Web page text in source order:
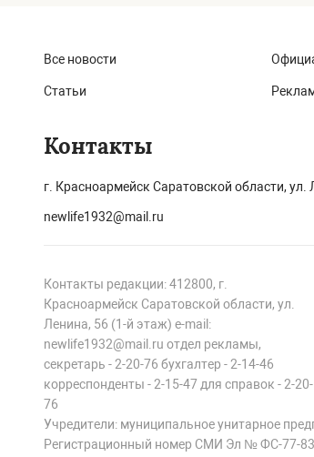
Все новости
Статьи
Контакты
г. Красноармейск Саратовской области, ул.
newlife1932@mail.ru
Контакты редакции: 412800, г.
Красноармейск Саратовской области, ул.
Ленина, 56 (1-й этаж) e-mail:
newlife1932@mail.ru отдел рекламы,
секретарь - 2-20-76 бухгалтер - 2-14-46
корреспонденты - 2-15-47 для справок - 2-20-
76
Учредители: муниципальное унитарное
Регистрационный номер СМИ Эл № ФС-77-